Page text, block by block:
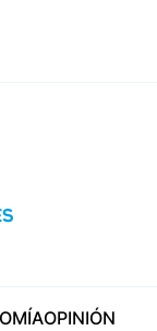
OPINIÓN